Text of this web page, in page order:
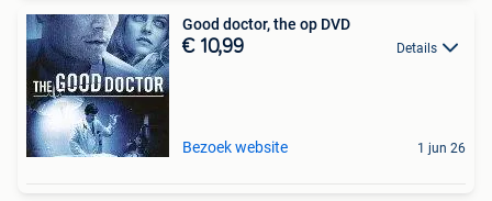
Good doctor, the op DVD
€ 10,99 Details
Bezoek website 1 jun 26